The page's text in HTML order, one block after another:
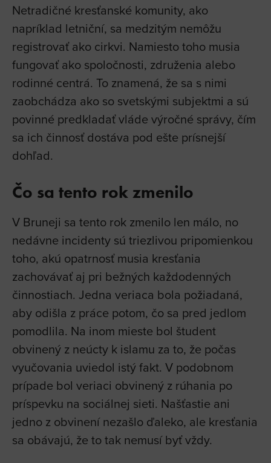
Netradičné kresťanské komunity, ako
napríklad letniční, sa medzitým nemôžu
registrovať ako cirkvi. Namiesto toho musia
fungovať ako spoločnosti, združenia alebo
rodinné centrá. To znamená, že sa s nimi
zaobchádza ako so svetskými subjektmi a sú
povinné predkladať vláde výročné správy, čím
sa ich činnosť dostáva pod ešte prísnejší
dohľad.
Čo sa tento rok zmenilo
V Bruneji sa tento rok zmenilo len málo, no
nedávne incidenty sú triezlivou pripomienkou
toho, akú opatrnosť musia kresťania
zachovávať aj pri bežných každodenných
činnostiach. Jedna veriaca bola požiadaná,
aby odišla z práce potom, čo sa pred jedlom
pomodlila. Na inom mieste bol študent
obvinený z neúcty k islamu za to, že počas
vyučovania uviedol istý fakt. V podobnom
prípade bol veriaci obvinený z rúhania po
príspevku na sociálnej sieti. Našťastie ani
jedno z obvinení nezašlo ďaleko, ale kresťania
sa obávajú, že to tak nemusí byť vždy.